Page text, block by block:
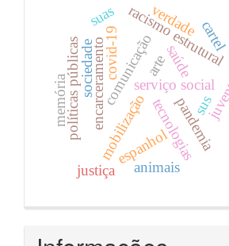
serviço social
comunicação
mobilizaçãotecnologias
espanhol
racismo estrutural
encarceramentocovid-19
pandemia
artesaúde
cartel
sociedade
animais
políticas públicas
justiça
memória
verdade
sus
suas